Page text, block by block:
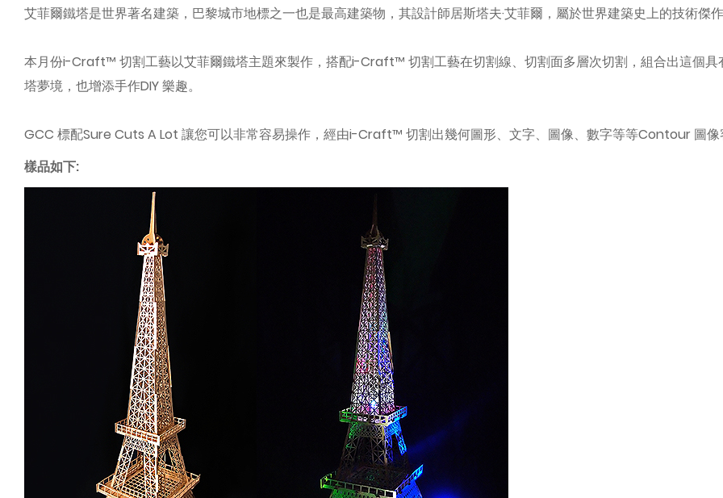
艾菲爾鐵塔是世界著名建築，巴黎城市地標之一也是最高建築物，其設計師居斯塔夫·艾菲爾，屬於世界建築史上的技術傑作
本月份i-Craft™ 切割工藝以艾菲爾鐵塔主題來製作，搭配i-Craft™ 切割工藝在切割線、切割面多層次切割，組合出這個具
塔夢境，也增添手作DIY 樂趣。
GCC 標配Sure Cuts A Lot 讓您可以非常容易操作，經由i-Craft™ 切割出幾何圖形、文字、圖像、數字等等Contour 圖像
樣品如下: